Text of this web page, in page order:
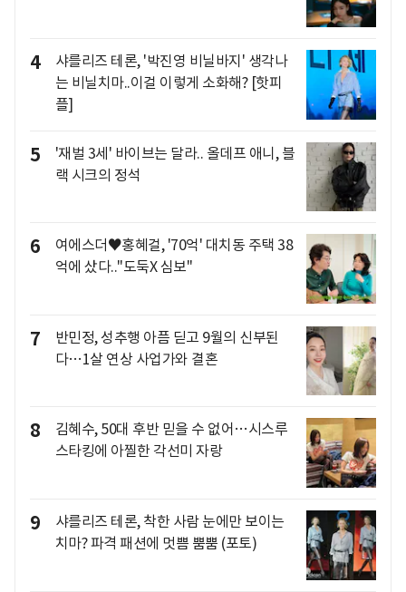
4
샤를리즈 테론, '박진영 비닐바지' 생각나
는 비닐치마..이걸 이렇게 소화해? [핫피
플]
5
'재벌 3세' 바이브는 달라.. 올데프 애니, 블
랙 시크의 정석
6
여에스더♥홍혜걸, '70억' 대치동 주택 38
억에 샀다.."도둑X 심보"
7
반민정, 성추행 아픔 딛고 9월의 신부된
다…1살 연상 사업가와 결혼
8
김혜수, 50대 후반 믿을 수 없어…시스루
스타킹에 아찔한 각선미 자랑
9
샤를리즈 테론, 착한 사람 눈에만 보이는
치마? 파격 패션에 멋쁨 뿜뿜 (포토)